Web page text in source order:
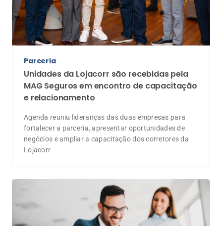
Parceria
Unidades da Lojacorr são recebidas pela
MAG Seguros em encontro de capacitação
e relacionamento
Agenda reuniu lideranças das duas empresas para
fortalecer a parceria, apresentar oportunidades de
negócios e ampliar a capacitação dos corretores da
Lojacorr